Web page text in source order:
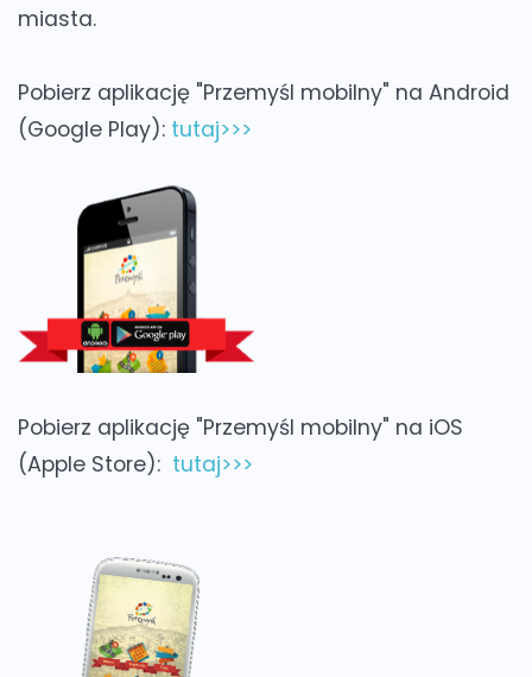
miasta.
Pobierz aplikację "Przemyśl mobilny" na Android
(Google Play): tutaj>>>
Pobierz aplikację "Przemyśl mobilny" na iOS
(Apple Store): tutaj>>>